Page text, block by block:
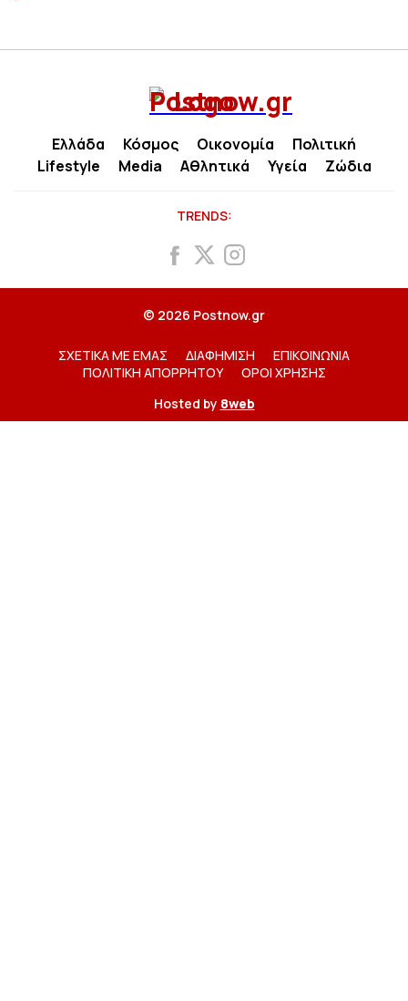
Ελλάδα Κόσμος Οικονομία
Πολιτική
Lifestyle
Media Αθλητικά Υγεία Ζώδια
TRENDS:
© 2026 Postnow.gr
ΣΧΕΤΙΚΑ ΜΕ ΕΜΑΣ ΔΙΑΦΗΜΙΣΗ
ΕΠΙΚΟΙΝΩΝΙΑ
ΠΟΛΙΤΙΚΗ ΑΠΟΡΡΗΤΟΥ
ΟΡΟΙ ΧΡΗΣΗΣ
Hosted by 8web